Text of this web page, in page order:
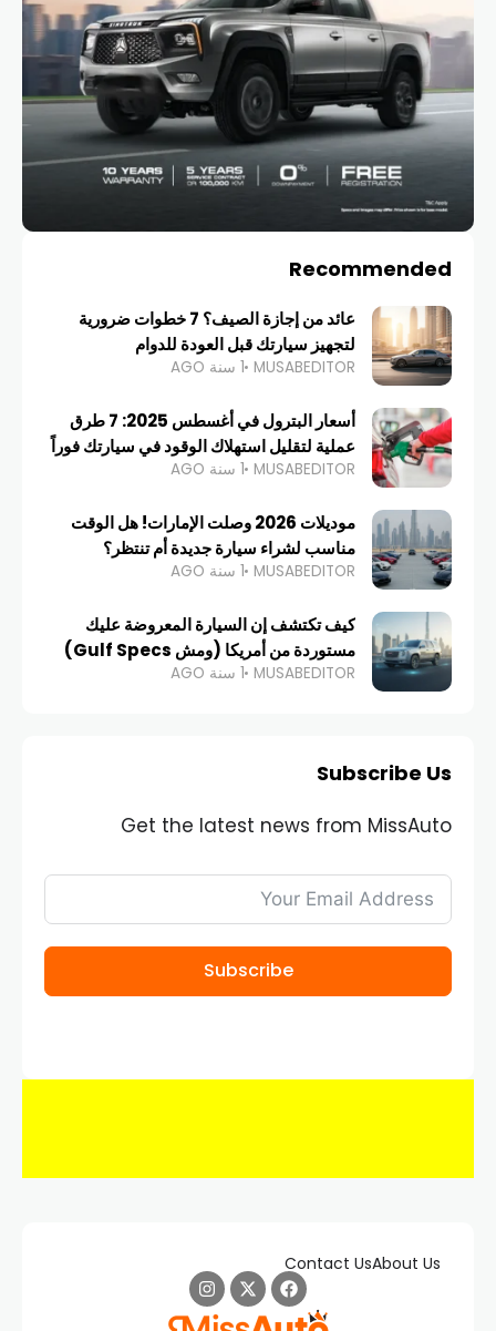
Recommended
عائد من إجازة الصيف؟ 7 خطوات ضرورية
لتجهيز سيارتك قبل العودة للدوام
MUSABEDITOR 1 سنة AGO
أسعار البترول في أغسطس 2025: 7 طرق
عملية لتقليل استهلاك الوقود في سيارتك فوراً
MUSABEDITOR 1 سنة AGO
موديلات 2026 وصلت الإمارات! هل الوقت
مناسب لشراء سيارة جديدة أم تنتظر؟
MUSABEDITOR 1 سنة AGO
كيف تكتشف إن السيارة المعروضة عليك
مستوردة من أمريكا (ومش Gulf Specs)
MUSABEDITOR 1 سنة AGO
Subscribe Us
Get the latest news from MissAuto
Subscribe
About Us
Contact Us